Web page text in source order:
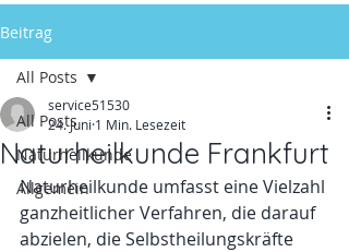
Beitrag
All Posts
Naturheilkunde
Allgemein
All Posts
Naturheilkunde Frankfurt
service51530
24. Juni 1 Min. Lesezeit
Naturheilkunde umfasst eine Vielzahl
ganzheitlicher Verfahren, die darauf
abzielen, die Selbstheilungskräfte